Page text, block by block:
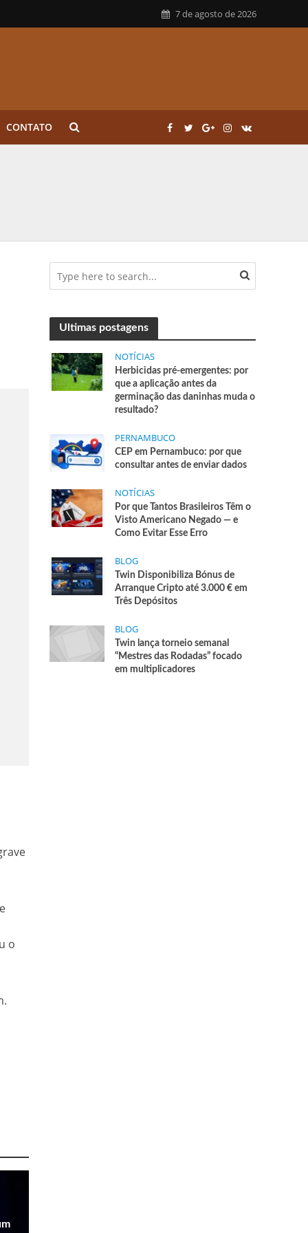
7 de agosto de 2026
CONTATO
o
Ultimas postagens
NOTÍCIAS
Herbicidas pré-emergentes: por
que a aplicação antes da
germinação das daninhas muda o
resultado?
PERNAMBUCO
CEP em Pernambuco: por que
consultar antes de enviar dados
NOTÍCIAS
Por que Tantos Brasileiros Têm o
Visto Americano Negado — e
Como Evitar Esse Erro
BLOG
Twin Disponibiliza Bónus de
Arranque Cripto até 3.000 € em
Três Depósitos
BLOG
Twin lança torneio semanal
“Mestres das Rodadas” focado
em multiplicadores